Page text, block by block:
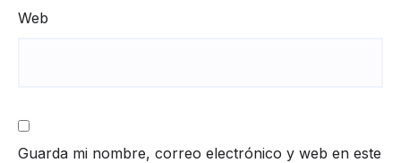
Web
Guarda mi nombre, correo electrónico y web en este